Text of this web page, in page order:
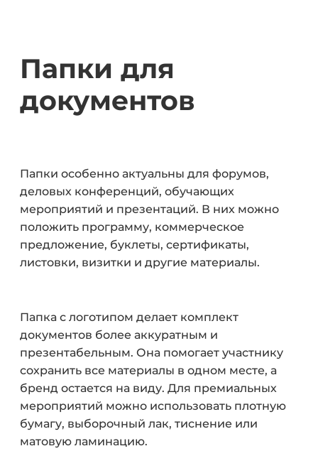
Папки для
документов
Папки особенно актуальны для форумов,
деловых конференций, обучающих
мероприятий и презентаций. В них можно
положить программу, коммерческое
предложение, буклеты, сертификаты,
листовки, визитки и другие материалы.
Папка с логотипом делает комплект
документов более аккуратным и
презентабельным. Она помогает участнику
сохранить все материалы в одном месте, а
бренд остается на виду. Для премиальных
мероприятий можно использовать плотную
бумагу, выборочный лак, тиснение или
матовую ламинацию.